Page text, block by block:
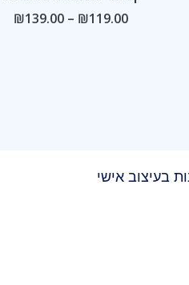
₪119.00
–
₪139.00
⁦₪139.00⁩